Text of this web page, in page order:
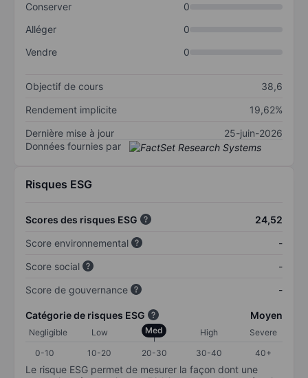
Conserver
0
Alléger
0
Vendre
0
Objectif de cours
38,6
Rendement implicite
19,62%
Dernière mise à jour
25-juin-2026
Données fournies par
Risques ESG
Scores des risques ESG
24,52
Score environnemental
-
Score social
-
Score de gouvernance
-
Catégorie de risques ESG Moyen
Negligible Low Med High
Severe
0-10
10-20 20-30 30-40 40+
Le risque ESG permet de mesurer la façon dont une